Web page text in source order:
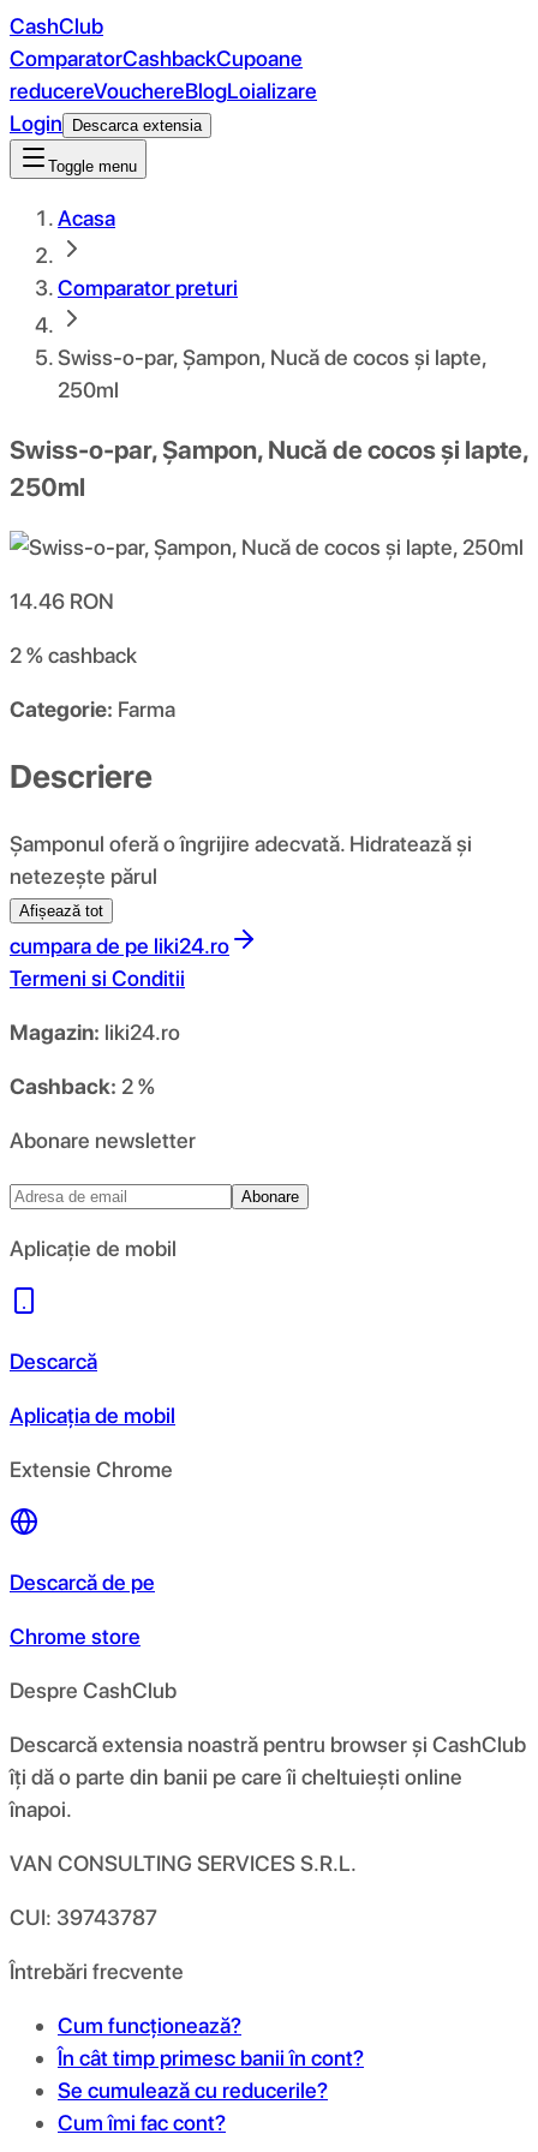
CashClub
ComparatorCashbackCupoane
reducereVouchereBlogLoializare
Login
Descarca extensia
Toggle menu
Acasa
Comparator preturi
Swiss-o-par, Șampon, Nucă de cocos și lapte,
250ml
Swiss-o-par, Șampon, Nucă de cocos și lapte,
250ml
14.46 RON
2 %cashback
Categorie: Farma
Descriere
Șamponul oferă o îngrijire adecvată. Hidratează și
netezește părul
Afișează tot
cumpara de pe liki24.ro
Termeni si Conditii
Magazin: liki24.ro
Cashback: 2 %
Abonare newsletter
Abonare
Aplicație de mobil
Descarcă
Aplicația de mobil
Extensie Chrome
Descarcă de pe
Chrome store
Despre CashClub
Descarcă extensia noastră pentru browser și CashClub
îți dă o parte din banii pe care îi cheltuiești online
înapoi.
VAN CONSULTING SERVICES S.R.L.
CUI: 39743787
Întrebări frecvente
Cum funcționează?
În cât timp primesc banii în cont?
Se cumulează cu reducerile?
Cum îmi fac cont?